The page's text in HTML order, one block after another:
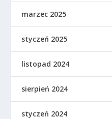
marzec 2025
styczeń 2025
listopad 2024
sierpień 2024
styczeń 2024